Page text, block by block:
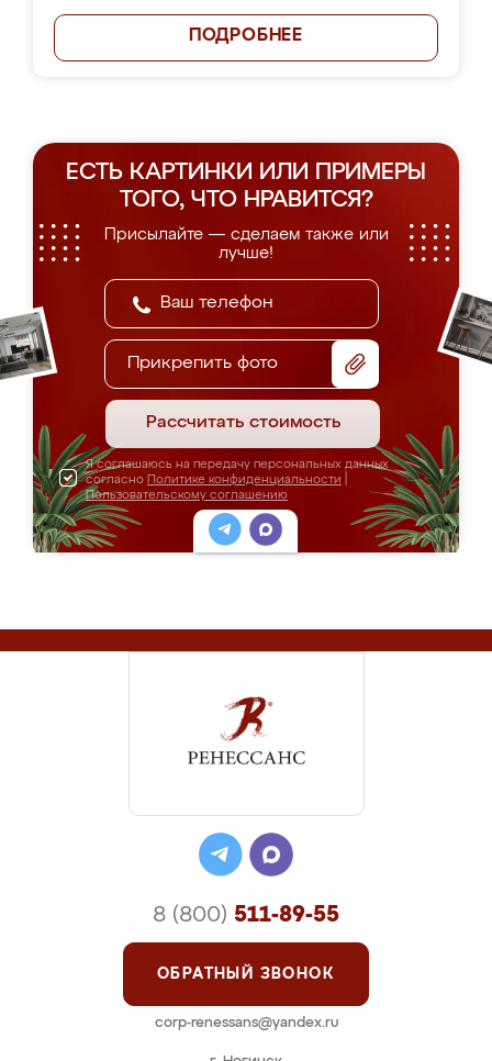
ПОДРОБНЕЕ
ЕСТЬ КАРТИНКИ ИЛИ ПРИМЕРЫ
ТОГО, ЧТО НРАВИТСЯ?
Присылайте — сделаем также или
лучше!
Прикрепить фото
Рассчитать стоимость
Я соглашаюсь на передачу персональных данных
согласно Политике конфиденциальности
Пользовательскому соглашению
8 (800) 511-89-55
ОБРАТНЫЙ ЗВОНОК
corp-renessans@yandex.ru